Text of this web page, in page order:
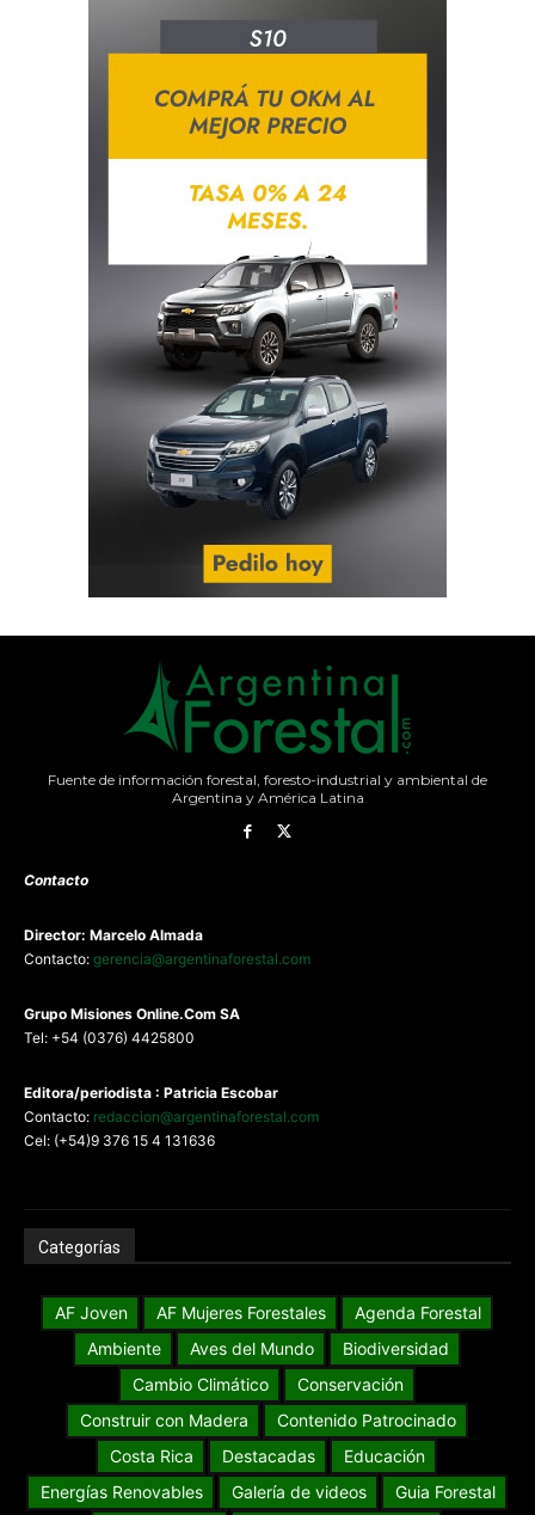
Fuente de información forestal, foresto-industrial y ambiental de
Argentina y América Latina
Contacto
Director: Marcelo Almada
Contacto: gerencia@argentinaforestal.com
Grupo Misiones Online.Com SA
Tel: +54 (0376) 4425800
Editora/periodista : Patricia Escobar
Contacto: redaccion@argentinaforestal.com
Cel: (+54)9 376 15 4 131636
Categorías
AF Joven AF Mujeres Forestales
Agenda Forestal
Ambiente
Aves del Mundo
Biodiversidad
Cambio Climático
Conservación
Construir con Madera
Contenido Patrocinado
Costa Rica
Destacadas
Educación
Energías Renovables
Galería de videos
Guia Forestal